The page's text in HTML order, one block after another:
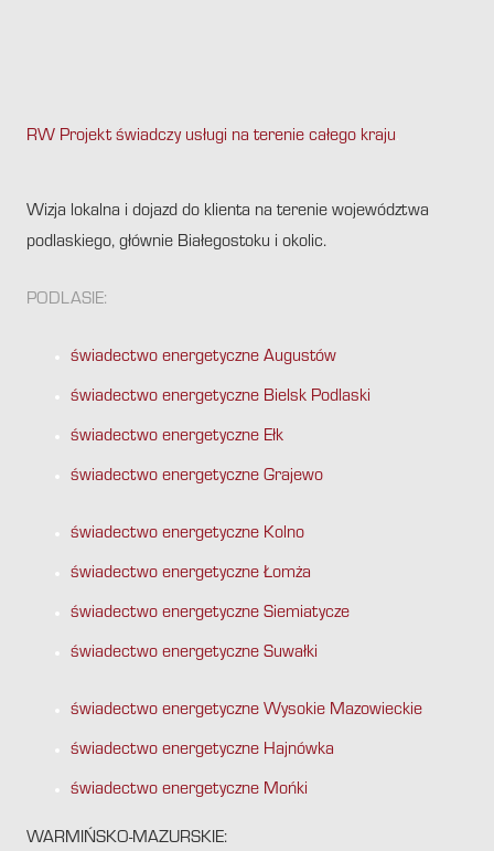
RW Projekt świadczy usługi na terenie całego kraju
Wizja lokalna i dojazd do klienta na terenie województwa
podlaskiego, głównie Białegostoku i okolic.
PODLASIE:
świadectwo energetyczne Augustów
świadectwo energetyczne Bielsk Podlaski
świadectwo energetyczne Ełk
świadectwo energetyczne Grajewo
świadectwo energetyczne Kolno
świadectwo energetyczne Łomża
świadectwo energetyczne Siemiatycze
świadectwo energetyczne Suwałki
świadectwo energetyczne Wysokie Mazowieckie
świadectwo energetyczne Hajnówka
świadectwo energetyczne Mońki
WARMIŃSKO-MAZURSKIE: